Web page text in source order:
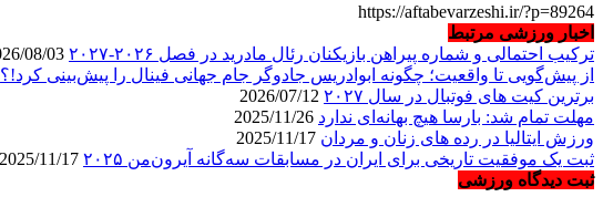
https://aftabevarzeshi.ir/?p=89264
اخبار ورزشی مرتبط
ترکیب احتمالی و شماره پیراهن بازیکنان رئال مادرید در فصل ۲۰۲۶-۲۰۲۷
از پیش‌گویی تا واقعیت؛ چگونه ابوادریس جادوگر جام جهانی فینال را پیش‌بینی کرد!؟
برترین کیت های فوتبال در سال ۲۰۲۷
مهلت تمام شد: بارسا هیچ بهانه‌‌ای ندارد
ورزش ایتالیا در رده های زنان و مردان
ثبت یک موفقیت تاریخی برای ایران در مسابقات سه‌گانه آیرون‌من ۲۰۲۵
ثبت دیدگاه ورزشی